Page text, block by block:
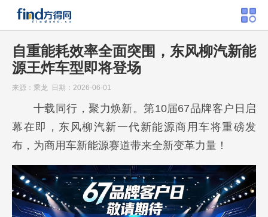
自重能耗效率全面突围，东风柳汽新能
源王炸车型即将登场
来源：乘龙 日期：2026-06-01
十载同行，聚力焕新。第10届67品牌客户日启
幕在即，东风柳汽新一代新能源商用车将重磅发
布，为商用车新能源赛道带来全新变革力量！